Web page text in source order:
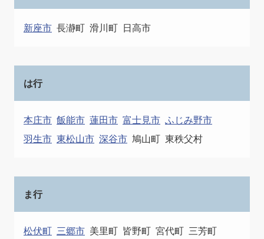
新座市 長瀞町 滑川町 日高市
は行
本庄市 飯能市 蓮田市 富士見市 ふじみ野市
羽生市 東松山市 深谷市 鳩山町 東秩父村
ま行
松伏町 三郷市 美里町 皆野町 宮代町 三芳町